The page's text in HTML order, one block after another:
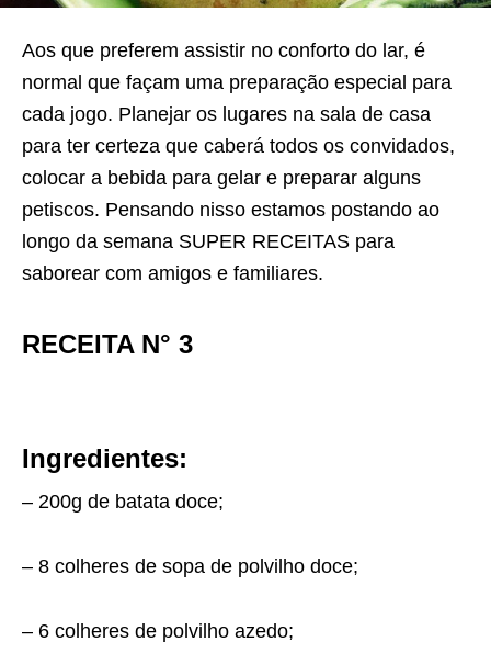
Aos que preferem assistir no conforto do lar, é
normal que façam uma preparação especial para
cada jogo. Planejar os lugares na sala de casa
para ter certeza que caberá todos os convidados,
colocar a bebida para gelar e preparar alguns
petiscos. Pensando nisso estamos postando ao
longo da semana SUPER RECEITAS para
saborear com amigos e familiares.
RECEITA N° 3
Ingredientes:
– 200g de batata doce;
– 8 colheres de sopa de polvilho doce;
– 6 colheres de polvilho azedo;